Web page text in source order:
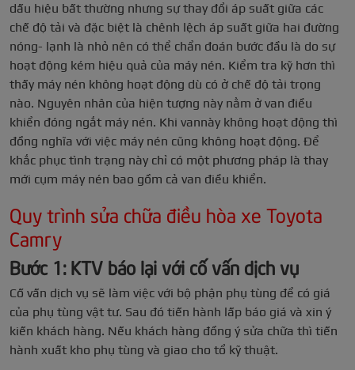
dấu hiệu bất thường nhưng sự thay đổi áp suất giữa các
chế độ tải và đặc biệt là chênh lệch áp suất giữa hai đường
nóng- lạnh là nhỏ nên có thể chẩn đoán bước đầu là do sự
hoạt động kém hiệu quả của máy nén. Kiểm tra kỹ hơn thì
thấy máy nén không hoạt động dù có ở chế độ tải trọng
nào. Nguyên nhân của hiện tượng này nằm ở van điều
khiển đóng ngắt máy nén. Khi vannày không hoạt động thì
đồng nghĩa với việc máy nén cũng không hoạt động. Để
khắc phục tình trạng này chỉ có một phương pháp là thay
mới cụm máy nén bao gồm cả van điều khiển.
Quy trình sửa chữa điều hòa xe Toyota
Camry
Bước 1: KTV báo lại với cố vấn dịch vụ
Cố vấn dịch vụ sẽ làm việc với bộ phận phụ tùng để có giá
của phụ tùng vật tư. Sau đó tiến hành lấp báo giá và xin ý
kiến khách hàng. Nếu khách hàng đồng ý sửa chữa thì tiến
hành xuất kho phụ tùng và giao cho tổ kỹ thuật.